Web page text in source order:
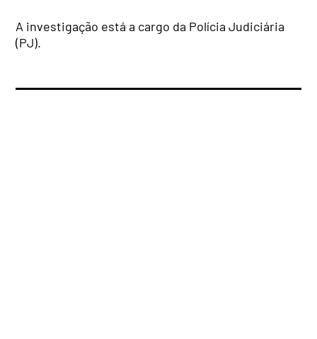
A investigação está a cargo da Polícia Judiciária
(PJ).